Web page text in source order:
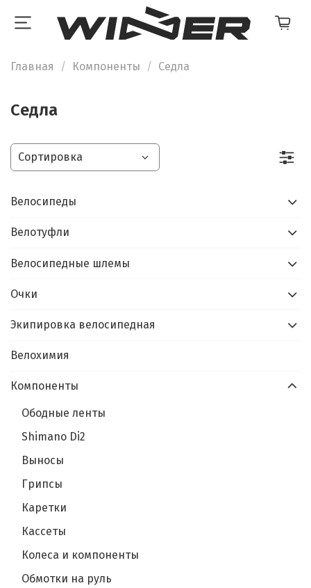
Главная Компоненты Седла
Седла
Велосипеды
Велотуфли
Велосипедные шлемы
Очки
Экипировка велосипедная
Велохимия
Компоненты
Ободные ленты
Shimano Di2
Выносы
Грипсы
Каретки
Кассеты
Колеса и компоненты
Обмотки на руль